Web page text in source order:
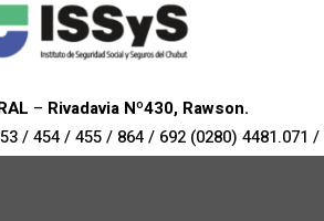
– Rivadavia Nº430, Rawson.
/ 454 / 455 / 864 / 692 (0280) 4481.071 /